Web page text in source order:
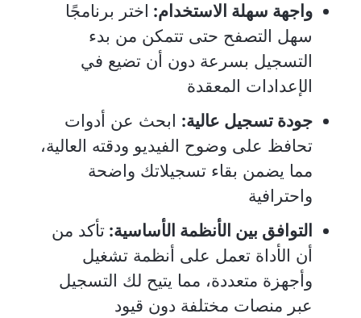
واجهة سهلة الاستخدام: اختر برنامجًا
سهل التصفح حتى تتمكن من بدء
التسجيل بسرعة دون أن تضيع في
الإعدادات المعقدة
جودة تسجيل عالية: ابحث عن أدوات
تحافظ على وضوح الفيديو ودقته العالية،
مما يضمن بقاء تسجيلاتك واضحة
واحترافية
التوافق بين الأنظمة الأساسية: تأكد من
أن الأداة تعمل على أنظمة تشغيل
وأجهزة متعددة، مما يتيح لك التسجيل
عبر منصات مختلفة دون قيود